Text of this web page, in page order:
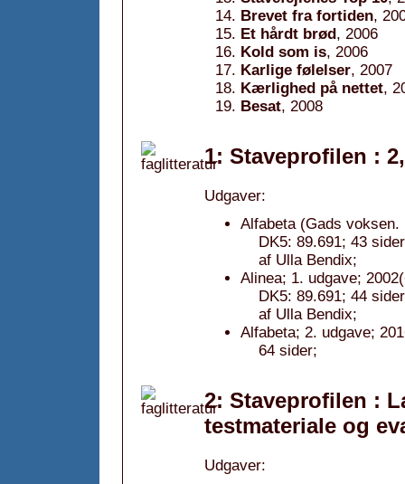
Brevet fra fortiden,
Et hårdt brød, 2006
Kold som is, 2006
Karlige følelser, 2007
Kærlighed på nettet,
Besat, 2008
1: Staveprofilen :
Udgaver:
Alfabeta (Gads voksen.
DK5: 89.691; 43
af Ulla Bendix;
Alinea; 1. udgave;
DK5: 89.691; 44
af Ulla Bendix;
Alfabeta; 2. udgave;
64 sider;
2: Staveprofilen :
testmateriale og
Udgaver: